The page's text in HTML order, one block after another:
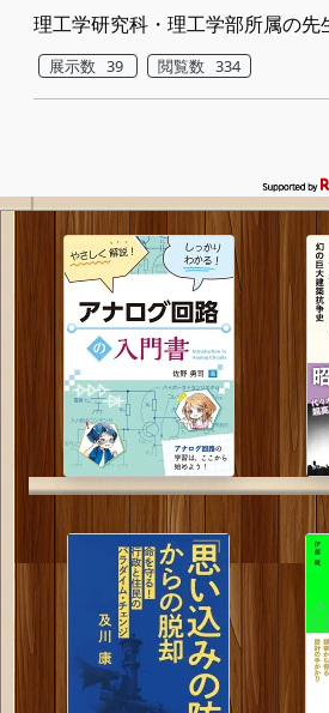
理工学研究科・理工学部所属の先
展示数 39 閲覧数 334